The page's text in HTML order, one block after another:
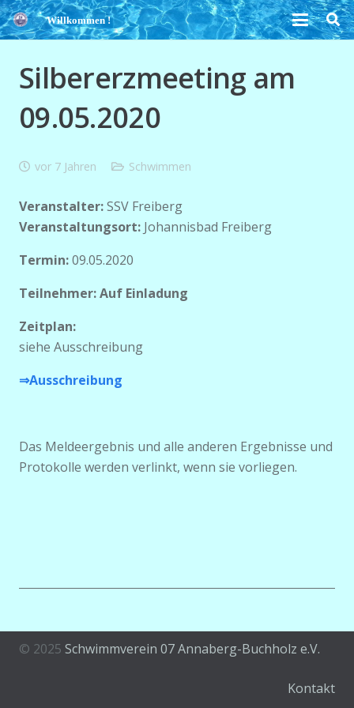
Willkommen !
Silbererzmeeting am
09.05.2020
vor 7 Jahren Schwimmen
Veranstalter:SSV Freiberg
Veranstaltungsort: Johannisbad Freiberg
Termin:09.05.2020
Teilnehmer:Auf Einladung
Zeitplan:
siehe Ausschreibung
⇒Ausschreibung
Das Meldeergebnis und alle anderen Ergebnisse und
Protokolle werden verlinkt, wenn sie vorliegen.
© 2025 Schwimmverein 07 Annaberg-Buchholz e.V.
Kontakt